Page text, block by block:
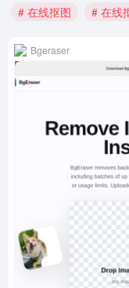
# 在线抠图
# 在线
Bgeraser